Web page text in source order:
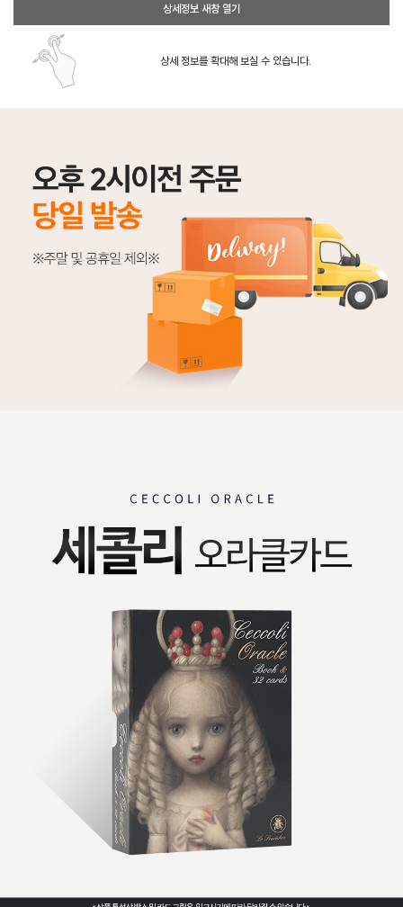
상세정보 새창 열기
상세 정보를 확대해 보실 수 있습니다.